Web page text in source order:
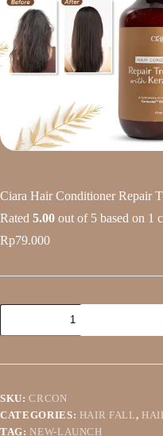
Ciara Hair Conditioner Repair
Rated 5.00 out of 5 based on 1
Rp79.000
SKU:CRCON
CATEGORIES: HAIR FALL,
TAG: NEW-LAUNCH